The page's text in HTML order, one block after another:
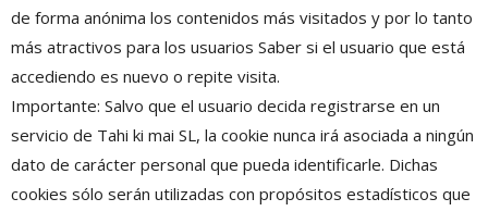
de forma anónima los contenidos más visitados y por lo tanto
más atractivos para los usuarios Saber si el usuario que está
accediendo es nuevo o repite visita.
Importante: Salvo que el usuario decida registrarse en un
servicio de Tahi ki mai SL, la cookie nunca irá asociada a ningún
dato de carácter personal que pueda identificarle. Dichas
cookies sólo serán utilizadas con propósitos estadísticos que